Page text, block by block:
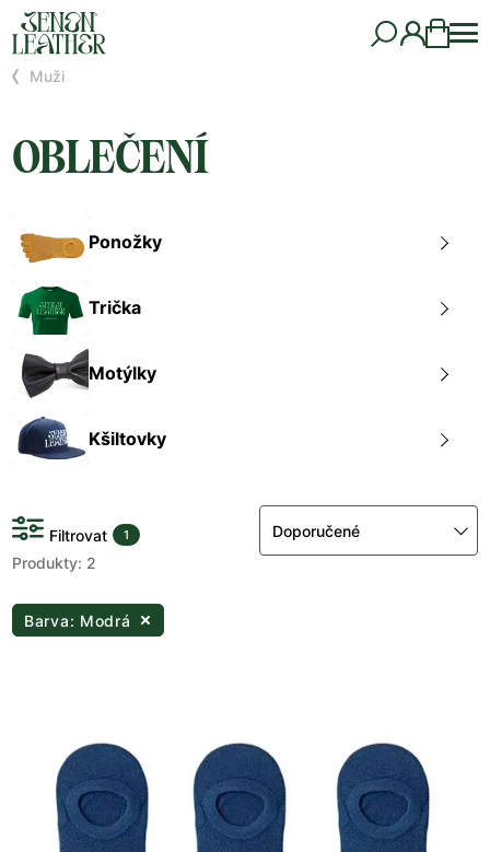
Muži
OBLEČENÍ
Ponožky
Trička
Motýlky
Kšiltovky
Filtrovat 1
Produkty: 2
Doporučené
Barva: Modrá